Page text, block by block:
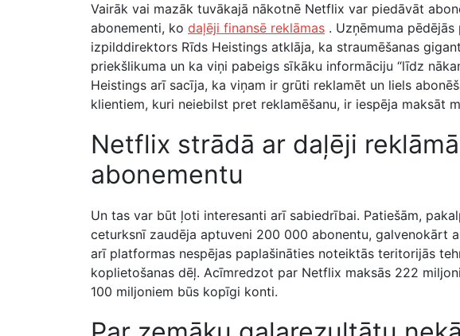
Vairāk vai mazāk tuvākajā nākotnē Netflix var piedāvāt
abonementi, ko daļēji finansē reklāmas . Uzņēmuma
izpilddirektors Rīds Heistings atklāja, ka straumēšanas
priekšlikuma un ka viņi pabeigs sīkāku informāciju “līdz
Heistings arī sacīja, ka viņam ir grūti reklamēt un liels
klientiem, kuri neiebilst pret reklamēšanu, ir iespēja maksāt
Netflix strādā ar daļēji
abonementu
Un tas var būt ļoti interesanti arī sabiedrībai. Patiešām,
ceturksnī zaudēja aptuveni 200 000 abonentu, galvenokārt
arī platformas nespējas paplašināties noteiktās teritorijās
koplietošanas dēļ. Acīmredzot par Netflix maksās 222
100 miljoniem būs kopīgi konti.